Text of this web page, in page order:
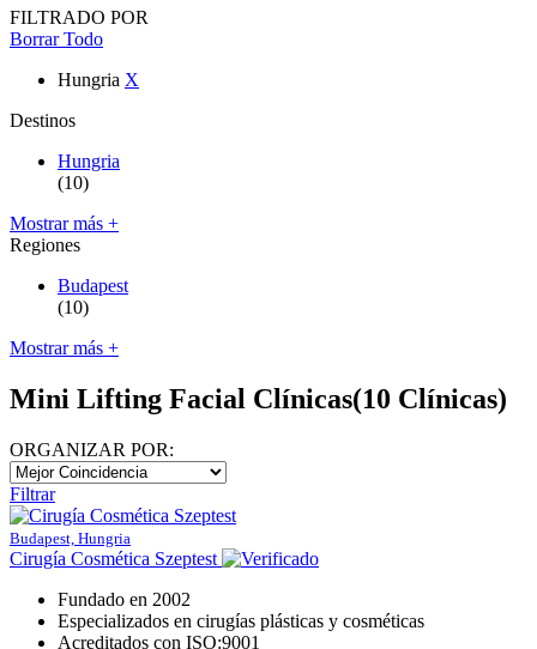
FILTRADO POR
Borrar Todo
Hungria X
Destinos
Hungria
(10)
Mostrar más +
Regiones
Budapest
(10)
Mostrar más +
Mini Lifting Facial Clínicas(10 Clínicas)
ORGANIZAR POR:
Filtrar
Budapest, Hungria
Cirugía Cosmética Szeptest
Fundado en 2002
Especializados en cirugías plásticas y cosméticas
Acreditados con ISO:9001